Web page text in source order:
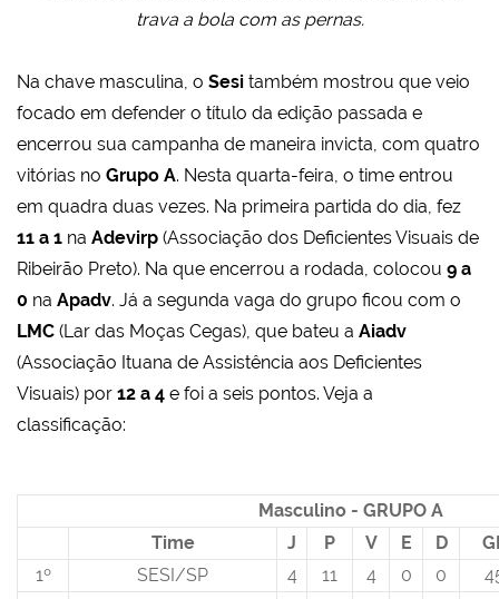
trava a bola com as pernas.
Na chave masculina, o Sesi também mostrou que veio
focado em defender o título da edição passada e
encerrou sua campanha de maneira invicta, com quatro
vitórias no Grupo A. Nesta quarta-feira, o time entrou
em quadra duas vezes. Na primeira partida do dia, fez
11 a 1 na Adevirp (Associação dos Deficientes Visuais de
Ribeirão Preto). Na que encerrou a rodada, colocou 9 a
0 na Apadv. Já a segunda vaga do grupo ficou com o
LMC (Lar das Moças Cegas), que bateu a Aiadv
(Associação Ituana de Assistência aos Deficientes
Visuais) por 12 a 4 e foi a seis pontos. Veja a
classificação:
Masculino - GRUPO A
Time
J P V E D
1º
SESI/SP 4 11 4 0 0